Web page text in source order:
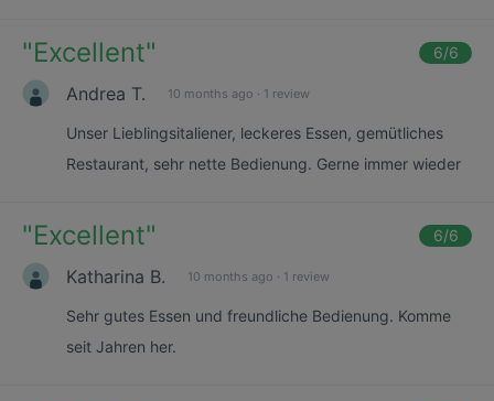
"Excellent" 6/6
Andrea T. 10 months ago · 1 review
Unser Lieblingsitaliener, leckeres Essen, gemütliches
Restaurant, sehr nette Bedienung. Gerne immer wieder
"Excellent" 6/6
Katharina B. 10 months ago · 1 review
Sehr gutes Essen und freundliche Bedienung. Komme
seit Jahren her.